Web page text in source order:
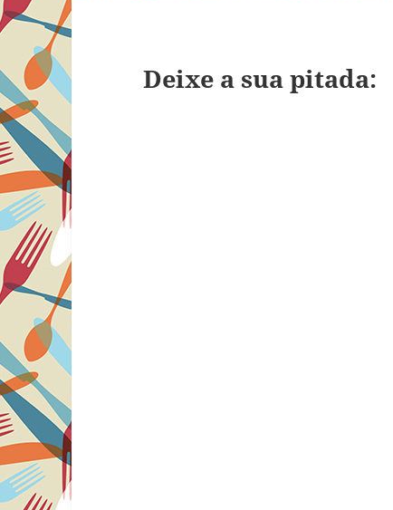
Deixe a sua pitada: